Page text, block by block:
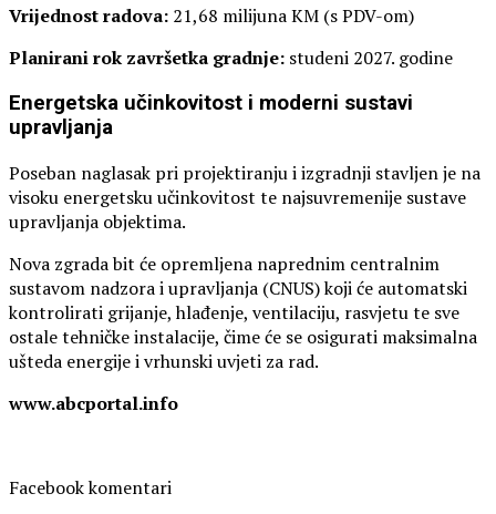
Vrijednost radova: 21,68 milijuna KM (s PDV-om)
Planirani rok završetka gradnje: studeni 2027. godine
Energetska učinkovitost i moderni sustavi
upravljanja
Poseban naglasak pri projektiranju i izgradnji stavljen je na
visoku energetsku učinkovitost te najsuvremenije sustave
upravljanja objektima.
Nova zgrada bit će opremljena naprednim centralnim
sustavom nadzora i upravljanja (CNUS) koji će automatski
kontrolirati grijanje, hlađenje, ventilaciju, rasvjetu te sve
ostale tehničke instalacije, čime će se osigurati maksimalna
ušteda energije i vrhunski uvjeti za rad.
www.abcportal.info
Facebook komentari